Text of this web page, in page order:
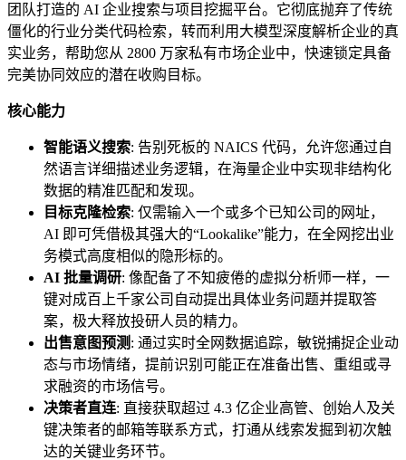
团队打造的 AI 企业搜索与项目挖掘平台。它彻底抛弃了传统
僵化的行业分类代码检索，转而利用大模型深度解析企业的真
实业务，帮助您从 2800 万家私有市场企业中，快速锁定具备
完美协同效应的潜在收购目标。
核心能力
智能语义搜索: 告别死板的 NAICS 代码，允许您通过自
然语言详细描述业务逻辑，在海量企业中实现非结构化
数据的精准匹配和发现。
目标克隆检索: 仅需输入一个或多个已知公司的网址，
AI 即可凭借极其强大的“Lookalike”能力，在全网挖出业
务模式高度相似的隐形标的。
AI 批量调研: 像配备了不知疲倦的虚拟分析师一样，一
键对成百上千家公司自动提出具体业务问题并提取答
案，极大释放投研人员的精力。
出售意图预测: 通过实时全网数据追踪，敏锐捕捉企业动
态与市场情绪，提前识别可能正在准备出售、重组或寻
求融资的市场信号。
决策者直连: 直接获取超过 4.3 亿企业高管、创始人及关
键决策者的邮箱等联系方式，打通从线索发掘到初次触
达的关键业务环节。